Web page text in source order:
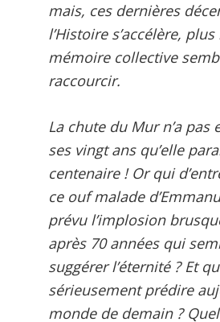
mais, ces dernières
l’Histoire s’accélère,
mémoire collective
raccourcir.
La chute du Mur n’a pas
ses vingt ans qu’elle
centenaire ! Or qui
ce ouf malade
prévu l’implosion
après 70 années qui
suggérer l’éternité ? Et
sérieusement prédire
monde de demain ?